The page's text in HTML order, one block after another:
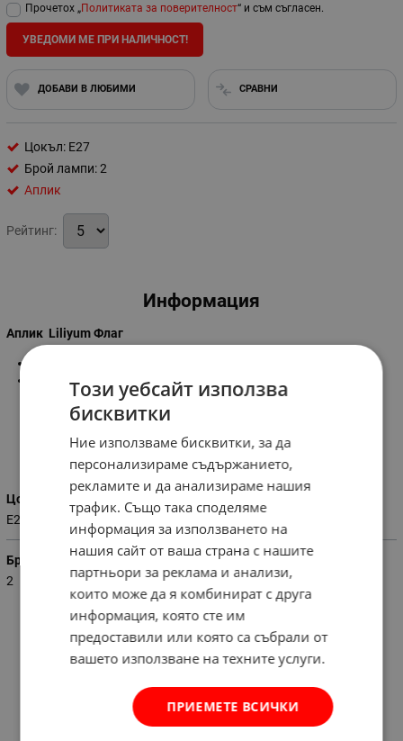
Прочетох „Политиката за поверителност“ и съм съгласен.
УВЕДОМИ МЕ ПРИ НАЛИЧНОСТ!
ДОБАВИ В ЛЮБИМИ СРАВНИ
Цокъл: E27
Брой лампи: 2
Аплик
Рейтинг:
Информация
Аплик Liliyum Флаг
черен
Характеристики
Цокъл
E27
Брой лампи
2
Този уебсайт използва
бисквитки
Ние използваме бисквитки, за да
персонализираме съдържанието,
рекламите и да анализираме нашия
трафик. Също така споделяме
информация за използването на
нашия сайт от ваша страна с нашите
партньори за реклама и анализи,
които може да я комбинират с друга
информация, която сте им
предоставили или която са събрали от
вашето използване на техните услуги.
ПРИЕМЕТЕ ВСИЧКИ